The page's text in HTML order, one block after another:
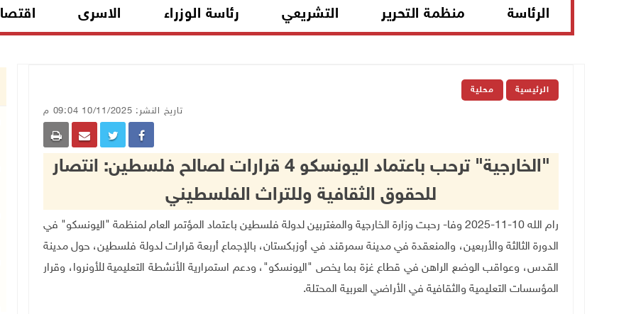
الرئاسة منظمة التحرير التشريعي رئاسة الوزراء الاسرى
الرئيسية محلية
تاريخ النشر: 10/11/2025 09:04 م
"الخارجية" ترحب باعتماد اليونسكو 4 قرارات لصالح فلسطين: انتصار
للحقوق الثقافية وللتراث الفلسطيني
رام الله 10-11-2025 وفا- رحبت وزارة الخارجية والمغتربين لدولة فلسطين باعتماد المؤتمر العام لمنظمة "اليونسكو" في
الدورة الثالثة والأربعين، والمنعقدة في مدينة سمرقند في أوزبكستان، بالإجماع أربعة قرارات لدولة فلسطين، حول مدينة
القدس، وعواقب الوضع الراهن في قطاع غزة بما يخص "اليونسكو"، ودعم استمرارية الأنشطة التعليمية للأونروا، وقرار
المؤسسات التعليمية والثقافية في الأراضي العربية المحتلة.